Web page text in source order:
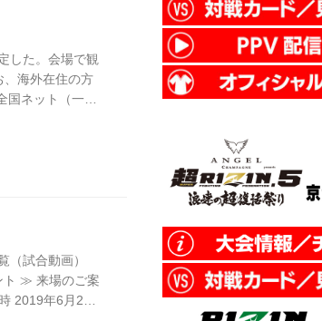
した。会場で観
、海外在住の方
ネット（一部
放送日時 2019
料放送！ 視聴
試合動画）
≫ 来場のご案
2019年6月2日